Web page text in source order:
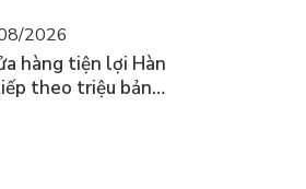
2026
hàng tiện lợi Hàn
theo triệu bản